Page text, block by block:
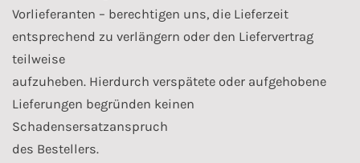
Vorlieferanten – berechtigen uns, die Lieferzeit
entsprechend zu verlängern oder den Liefervertrag
teilweise
aufzuheben. Hierdurch verspätete oder aufgehobene
Lieferungen begründen keinen
Schadensersatzanspruch
des Bestellers.